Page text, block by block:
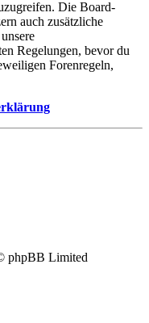
Die Board-
auch zusätzliche
Regelungen, bevor du
Forenregeln,
phpBB Limited